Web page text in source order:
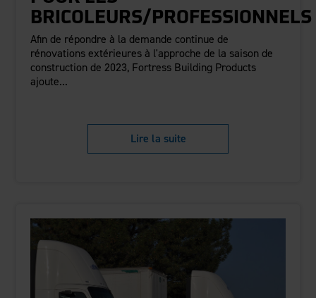
BRICOLEURS/PROFESSIONNELS
Afin de répondre à la demande continue de
rénovations extérieures à l'approche de la saison de
construction de 2023, Fortress Building Products
ajoute...
Lire la suite